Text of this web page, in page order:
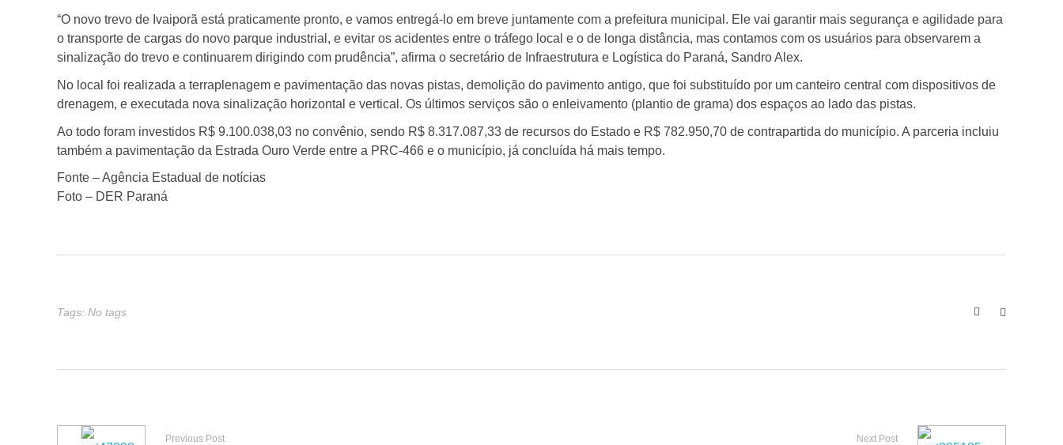
s
t
i
m
e
o
d
“O novo trevo de Ivaiporã está praticamente pronto, e vamos entregá-lo em breve juntamente com a prefeitura municipal. Ele vai garantir mais segurança e agilidade para
o transporte de cargas do novo parque industrial, e evitar os acidentes entre o tráfego local e o de longa distância, mas contamos com os usuários para observarem a
sinalização do trevo e continuarem dirigindo com prudência”, afirma o secretário de Infraestrutura e Logística do Paraná, Sandro Alex.
No local foi realizada a terraplenagem e pavimentação das novas pistas, demolição do pavimento antigo, que foi substituído por um canteiro central com dispositivos de
drenagem, e executada nova sinalização horizontal e vertical. Os últimos serviços são o enleivamento (plantio de grama) dos espaços ao lado das pistas.
Ao todo foram investidos R$ 9.100.038,03 no convênio, sendo R$ 8.317.087,33 de recursos do Estado e R$ 782.950,70 de contrapartida do município. A parceria incluiu
também a pavimentação da Estrada Ouro Verde entre a PRC-466 e o município, já concluída há mais tempo.
Fonte – Agência Estadual de notícias
Foto – DER Paraná
Tags: No tags
Previous Post Next Post